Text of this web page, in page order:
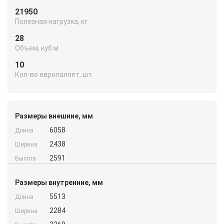
21950
Полезная нагрузка, кг
28
Объем, куб.м
10
Кол-во европаллет, шт
Размеры внешние, мм
Длина 6058
Ширина 2438
Высота 2591
Размеры внутренние, мм
Длина 5513
Ширина 2284